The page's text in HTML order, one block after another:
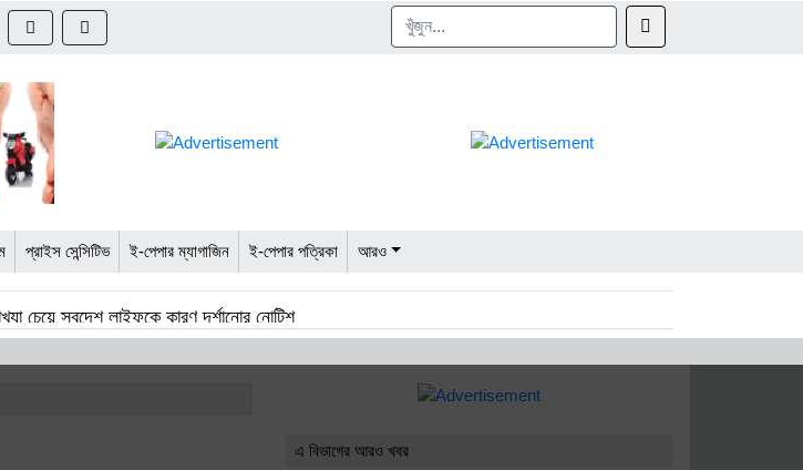
প্রাইস সেন্সিটিভ ই-পেপার ম্যাগাজিন ই-পেপার পত্রিকা আরও
চেয়ে স্বদেশ লাইফকে কারণ দর্শানোর নোটিশ
সিইপিএ দুই দেশের অর্থনৈতিক সম্পর্কের নতুন দিগন্ত উন্মোচন করবে: বাণিজ্যমন্ত্রী
অর্থনীতি বাড়ছে, বীমা কেন নয়?
লাইফের লিডার্স ক্লাব অ্যাওয়ার্ডস নাইট অনুষ্ঠিত ইউসিবি ব্যাংকের লেনদেন বন্ধ মঙ্গলবার
এ বিভাগের আরও খবর